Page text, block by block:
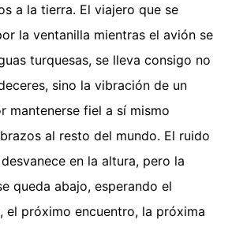
a la tierra. El viajero que se
la ventanilla mientras el avión se
turquesas, se lleva consigo no
sino la vibración de un
mantenerse fiel a sí mismo
al resto del mundo. El ruido
en la altura, pero la
queda abajo, esperando el
el próximo encuentro, la próxima